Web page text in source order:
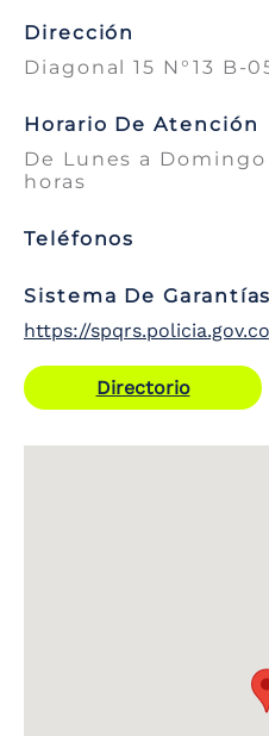
Dirección
Diagonal 15 N°13 B-
Horario De Atención
De Lunes a
horas
Teléfonos
Sistema De Garantías
https://
Directorio